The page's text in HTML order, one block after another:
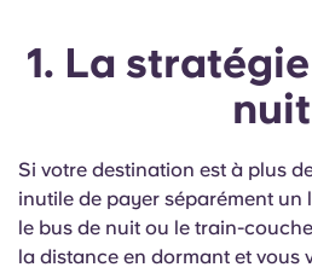
1. La
nuit
Si votre destination est à plus
inutile de payer séparément un
le bus de nuit ou le train-
la distance en dormant et vous